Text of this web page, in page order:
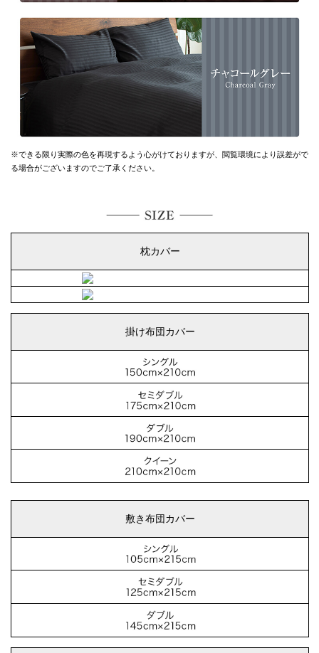
※できる限り実際の色を再現するよう心がけておりますが、 閲覧環境により誤差がで
る場合がございますのでご了承ください。
枕カバー
掛け布団カバー
敷き布団カバー